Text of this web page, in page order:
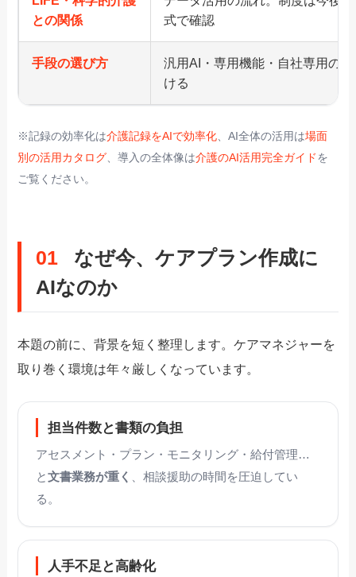
との関係
式で確認
手段の選び方
汎用AI・専用機能・自社専用の3
ける
※記録の効率化は介護記録をAIで効率化、AI全体の活用は場面
別の活用カタログ、導入の全体像は介護のAI活用完全ガイドを
ご覧ください。
01
なぜ今、ケアプラン作成に
AIなのか
本題の前に、背景を短く整理します。ケアマネジャーを
取り巻く環境は年々厳しくなっています。
担当件数と書類の負担
アセスメント・プラン・モニタリング・給付管理…
と文書業務が重く
、相談援助の時間を圧迫してい
る。
人手不足と高齢化